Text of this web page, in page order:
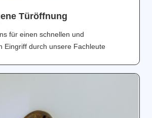
Türöffnung
für einen schnellen und
Eingriff durch unsere Fachleute